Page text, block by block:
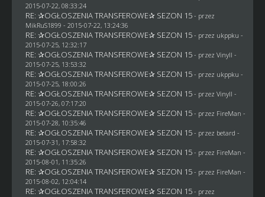
2015-07-22, 08:33:24
RE: ✰OGŁOSZENIA TRANSFEROWE✰ SEZON 15 - przez
MikRuS1899 - 2015-07-22, 13:24:36
RE: ✰OGŁOSZENIA TRANSFEROWE✰ SEZON 15 - przez ukppku -
2015-07-25, 12:32:17
RE: ✰OGŁOSZENIA TRANSFEROWE✰ SEZON 15 - przez Vinyll -
2015-07-25, 13:53:32
RE: ✰OGŁOSZENIA TRANSFEROWE✰ SEZON 15 - przez ukppku -
2015-07-25, 18:00:26
RE: ✰OGŁOSZENIA TRANSFEROWE✰ SEZON 15 - przez Vinyll -
2015-07-26, 07:17:20
RE: ✰OGŁOSZENIA TRANSFEROWE✰ SEZON 15 - przez FireMan -
2015-07-28, 10:35:46
RE: ✰OGŁOSZENIA TRANSFEROWE✰ SEZON 15 - przez betard -
2015-07-31, 17:58:32
RE: ✰OGŁOSZENIA TRANSFEROWE✰ SEZON 15 - przez FireMan -
2015-08-01, 11:35:26
RE: ✰OGŁOSZENIA TRANSFEROWE✰ SEZON 15 - przez FireMan -
2015-08-02, 12:04:14
RE: ✰OGŁOSZENIA TRANSFEROWE✰ SEZON 15 - przez